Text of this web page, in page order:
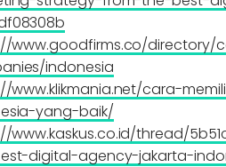
www.goodfirms.co/
indonesia
www.klikmania.net/cara-
yang-baik/
www.kaskus.co.id/thread/
digital-agency-jakarta-